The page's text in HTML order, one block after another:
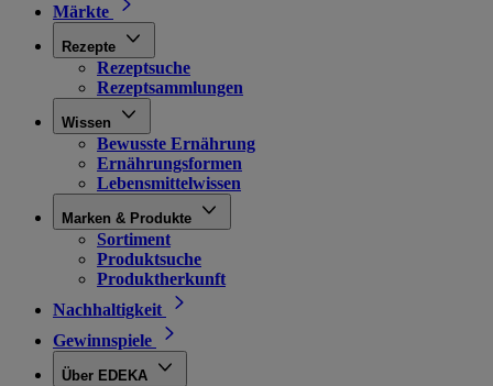
Märkte
Rezepte
Rezeptsuche
Rezeptsammlungen
Wissen
Bewusste Ernährung
Ernährungsformen
Lebensmittelwissen
Marken & Produkte
Sortiment
Produktsuche
Produktherkunft
Nachhaltigkeit
Gewinnspiele
Über EDEKA